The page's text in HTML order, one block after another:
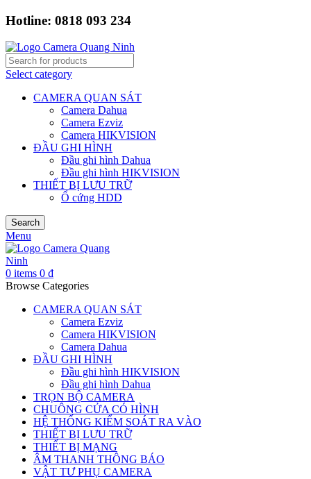
Hotline: 0818 093 234
Select category
CAMERA QUAN SÁT
Camera Dahua
Camera Ezviz
Camera HIKVISION
ĐẦU GHI HÌNH
Đầu ghi hình Dahua
Đầu ghi hình HIKVISION
THIẾT BỊ LƯU TRỮ
Ổ cứng HDD
Search
Menu
0 items 0 ₫
Browse Categories
CAMERA QUAN SÁT
Camera Ezviz
Camera HIKVISION
Camera Dahua
ĐẦU GHI HÌNH
Đầu ghi hình HIKVISION
Đầu ghi hình Dahua
TRỌN BỘ CAMERA
CHUÔNG CỬA CÓ HÌNH
HỆ THỐNG KIỂM SOÁT RA VÀO
THIẾT BỊ LƯU TRỮ
THIẾT BỊ MẠNG
ÂM THANH THÔNG BÁO
VẬT TƯ PHỤ CAMERA